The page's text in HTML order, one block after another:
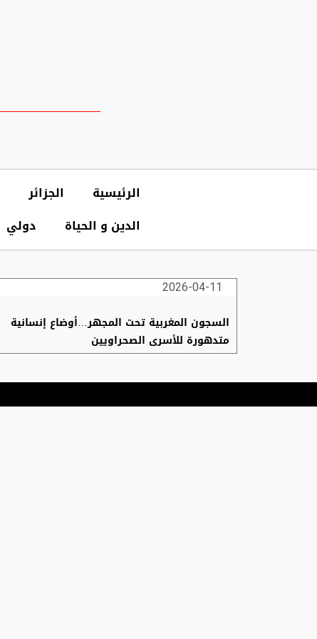
الرئيسية الجزائر
الدين و الحياة
دولي
2026-04-11
السجون المغربية تحت المجهر…أوضاع إنسانية
متدهورة للأسرى الصحراويين